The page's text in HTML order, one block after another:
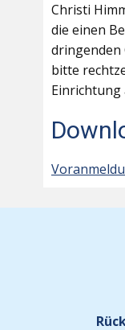
Christi
die einen
dringenden
bitte